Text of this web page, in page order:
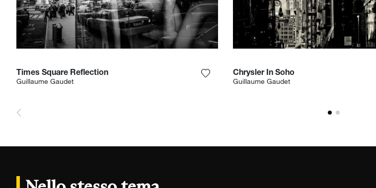
Times Square Reflection
Guillaume Gaudet Aggiungi la fotografia alla mia lista dei desideri
Chrysler In Soho
Guillaume Gaudet